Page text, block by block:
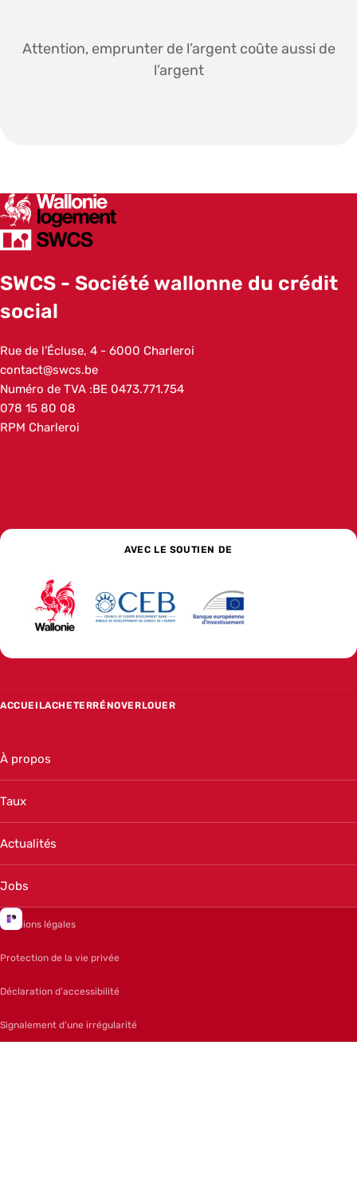
Attention, emprunter de l’argent coûte aussi de
l’argent
SWCS
SWCS - Société wallonne du crédit
social
Addresse
Rue de l’Écluse, 4 6000 Charleroi
Adresse e-mail
contact@swcs.be
Numéro de TVA :BE 0473.771.754
Numéro de téléphone
078 15 80 08
Autre
RPM Charleroi
AVEC LE SOUTIEN DE
ACCUEILACHETERRÉNOVERLOUER
À propos
Taux
Actualités
Jobs
Mentions légales
Protection de la vie privée
Déclaration d'accessibilité
Signalement d'une irrégularité